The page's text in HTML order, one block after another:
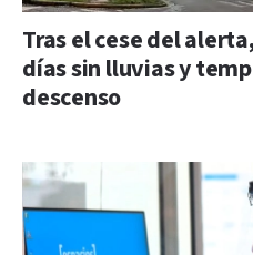
Tras el cese del
días sin lluvias y
descenso